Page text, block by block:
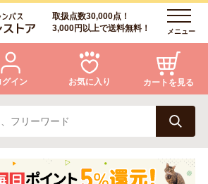
取扱点数30,000点！
3,000円以上で送料無料！
メニュー
猫
グイン お気に入り カートを見る